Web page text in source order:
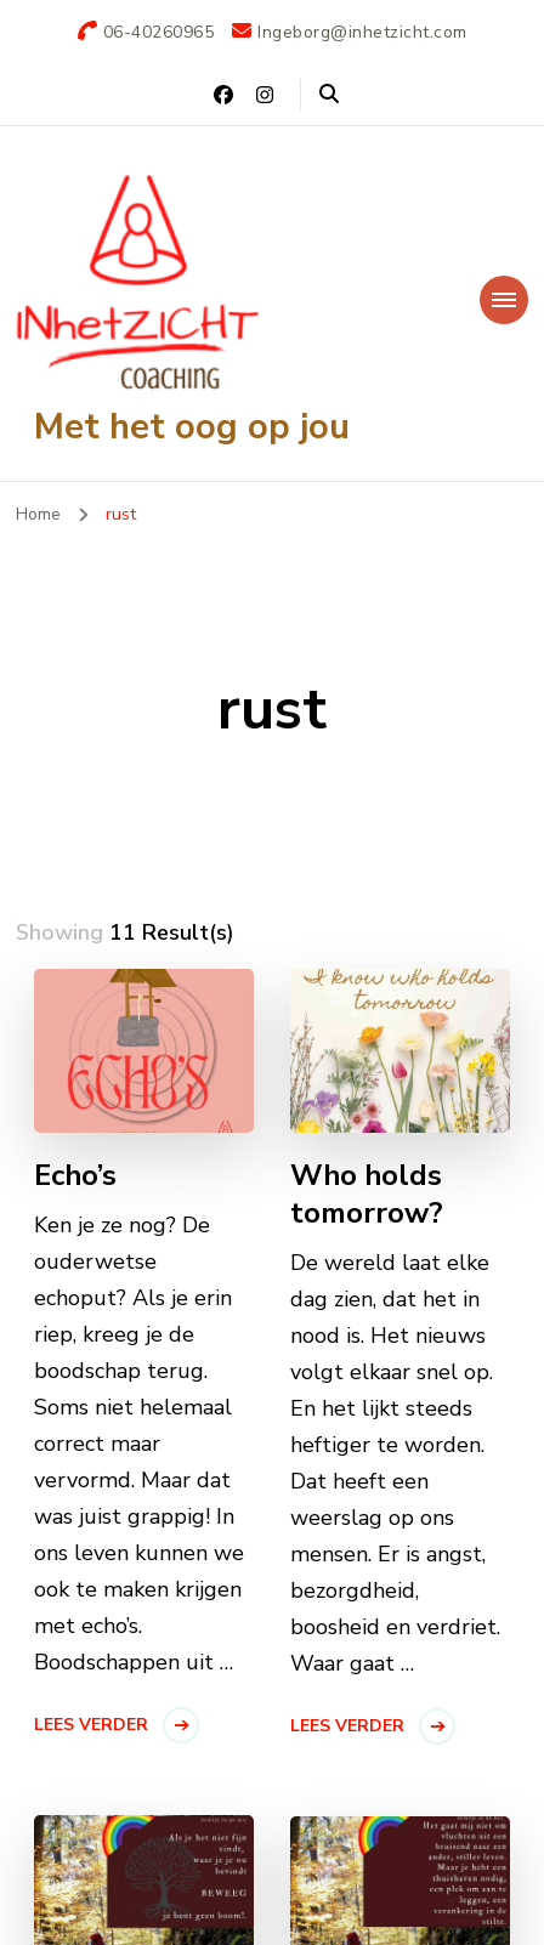
06-40260965 Ingeborg@inhetzicht.com
Met het oog op jou
Home rust
rust
Showing 11 Result(s)
Echo’s
Ken je ze nog? De
ouderwetse
echoput? Als je erin
riep, kreeg je de
boodschap terug.
Soms niet helemaal
correct maar
vervormd. Maar dat
was juist grappig! In
ons leven kunnen we
ook te maken krijgen
met echo’s.
Boodschappen uit …
LEES VERDER
Who holds
tomorrow?
De wereld laat elke
dag zien, dat het in
nood is. Het nieuws
volgt elkaar snel op.
En het lijkt steeds
heftiger te worden.
Dat heeft een
weerslag op ons
mensen. Er is angst,
bezorgdheid,
boosheid en verdriet.
Waar gaat …
LEES VERDER